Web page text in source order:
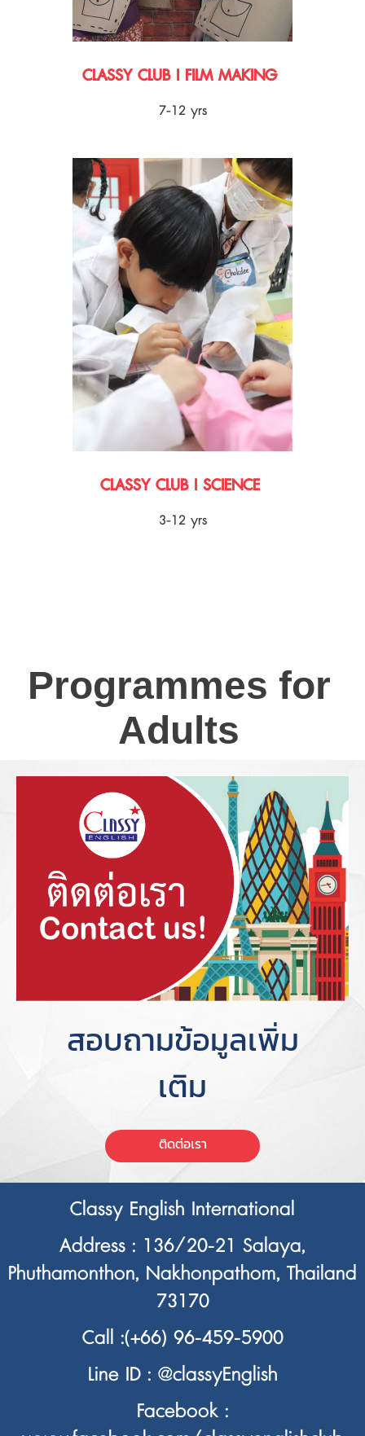
CLASSY CLUB I FILM MAKING
7-12 yrs
CLASSY CLUB I SCIENCE
3-12 yrs
Programmes for
Adults
สอบถามข้อมูลเพิ่ม
เติม
ติดต่อเรา
Classy English International
Address : 136/20-21 Salaya,
Phuthamonthon, Nakhonpathom, Thailand
73170
Call :(+66) 96-459-5900
Line ID : @classyEnglish
Facebook :